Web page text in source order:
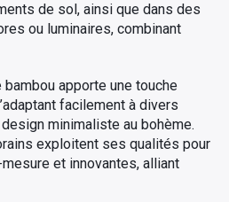
de sol, ainsi que dans des
ou luminaires, combinant
apporte une touche
facilement à divers
minimaliste au bohème.
exploitent ses qualités pour
et innovantes, alliant